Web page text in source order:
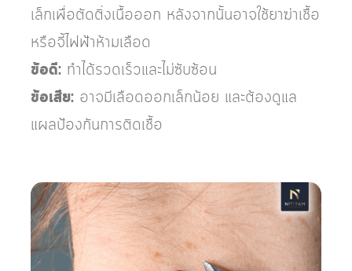
เล็กเพื่อตัดติ่งเนื้อออก หลังจากนั้นอาจใช้ยาฆ่าเชื้อ
หรือจี้ไฟฟ้าห้ามเลือด
ข้อดี: ทำได้รวดเร็วและไม่ซับซ้อน
ข้อเสีย: อาจมีเลือดออกเล็กน้อย และต้องดูแล
แผลป้องกันการติดเชื้อ